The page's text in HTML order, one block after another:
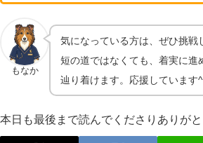
もなか
気になっている方は、ぜひ挑戦
短の道ではなくても、着実に進
辿り着けます。応援しています
本日も最後まで読んでくださりありがと